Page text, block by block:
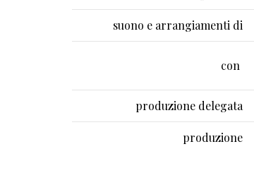
suono e arrangiamenti di
con
produzione delegata
produzione